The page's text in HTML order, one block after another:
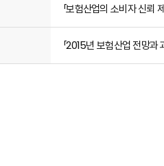
「보험산업의 소비자 신뢰
「2015년 보험산업 전망과